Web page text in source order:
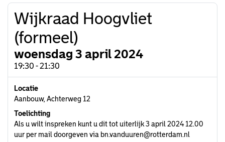
Wijkraad Hoogvliet
(formeel)
woensdag 3 april 2024
19:30 - 21:30
Locatie
Aanbouw, Achterweg 12
Toelichting
Als u wilt inspreken kunt u dit tot uiterlijk 3 april 2024 12.00
uur per mail doorgeven via bn.vanduuren@rotterdam.nl